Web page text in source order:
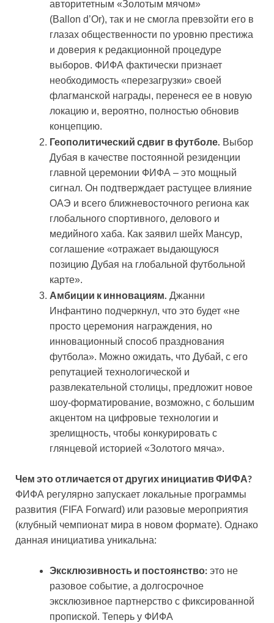
авторитетным «Золотым мячом»
(Ballon d’Or), так и не смогла превзойти его в
глазах общественности по уровню престижа
и доверия к редакционной процедуре
выборов. ФИФА фактически признает
необходимость «перезагрузки» своей
флагманской награды, перенеся ее в новую
локацию и, вероятно, полностью обновив
концепцию.
Геополитический сдвиг в футболе. Выбор
Дубая в качестве постоянной резиденции
главной церемонии ФИФА – это мощный
сигнал. Он подтверждает растущее влияние
ОАЭ и всего ближневосточного региона как
глобального спортивного, делового и
медийного хаба. Как заявил шейх Мансур,
соглашение «отражает выдающуюся
позицию Дубая на глобальной футбольной
карте».
Амбиции к инновациям. Джанни
Инфантино подчеркнул, что это будет «не
просто церемония награждения, но
инновационный способ празднования
футбола». Можно ожидать, что Дубай, с его
репутацией технологической и
развлекательной столицы, предложит новое
шоу-форматирование, возможно, с большим
акцентом на цифровые технологии и
зрелищность, чтобы конкурировать с
глянцевой историей «Золотого мяча».
Чем это отличается от других инициатив ФИФА?
ФИФА регулярно запускает локальные программы
развития (FIFA Forward) или разовые мероприятия
(клубный чемпионат мира в новом формате). Однако
данная инициатива уникальна:
Эксклюзивность и постоянство: это не
разовое событие, а долгосрочное
эксклюзивное партнерство с фиксированной
пропиской. Теперь у ФИФА